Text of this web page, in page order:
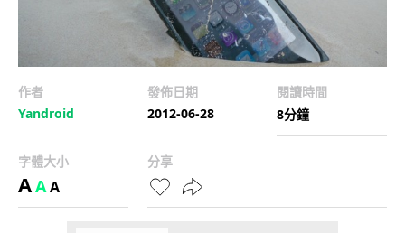
作者
Yandroid
發佈日期
2012-06-28
閱讀時間
8分鐘
字體大小
AAA
分享